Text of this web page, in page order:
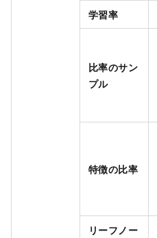
学習率
比率のサン
プル
特徴の比率
リーフノー